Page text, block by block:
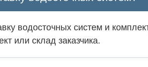
водосточных систем и
или склад заказчика.